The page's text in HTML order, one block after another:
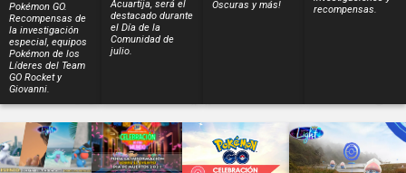
Pokémon GO.
Recompensas de
la investigación
especial, equipos
Pokémon de los
Líderes del Team
GO Rocket y
Giovanni.
Acuartija, será el
destacado durante
el Día de la
Comunidad de
julio.
Oscuras y más!
recompensas.